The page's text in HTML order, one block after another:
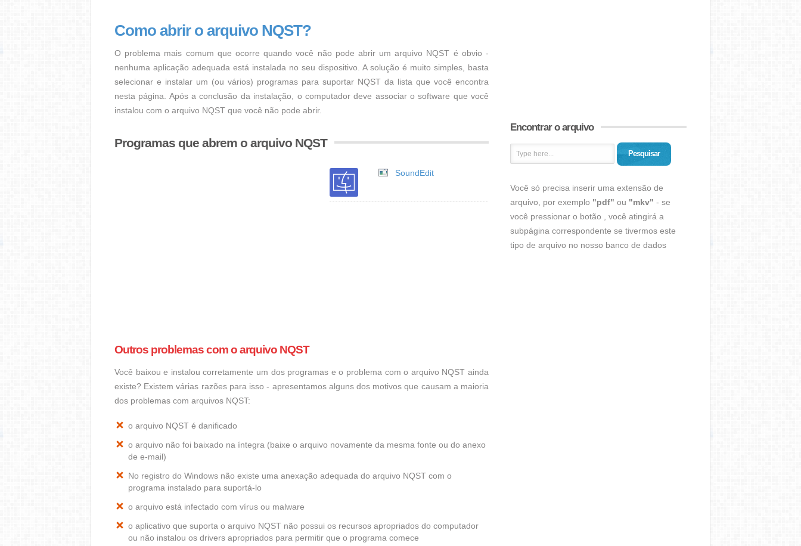
Como abrir o arquivo NQST?
O problema mais comum que ocorre quando você não pode abrir um arquivo NQST é obvio -
nenhuma aplicação adequada está instalada no seu dispositivo. A solução é muito simples, basta
selecionar e instalar um (ou vários) programas para suportar NQST da lista que você encontra
nesta página. Após a conclusão da instalação, o computador deve associar o software que você
instalou com o arquivo NQST que você não pode abrir.
Programas que abrem o arquivo NQST
SoundEdit
Outros problemas com o arquivo NQST
Você baixou e instalou corretamente um dos programas e o problema com o arquivo NQST ainda
existe? Existem várias razões para isso - apresentamos alguns dos motivos que causam a maioria
dos problemas com arquivos NQST:
o arquivo NQST é danificado
o arquivo não foi baixado na íntegra (baixe o arquivo novamente da mesma fonte ou do anexo
de e-mail)
No registro do Windows não existe uma anexação adequada do arquivo NQST com o
programa instalado para suportá-lo
o arquivo está infectado com vírus ou malware
o aplicativo que suporta o arquivo NQST não possui os recursos apropriados do computador
ou não instalou os drivers apropriados para permitir que o programa comece
Encontrar o arquivo
Pesquisar
Você só precisa inserir uma extensão de
arquivo, por exemplo "pdf" ou "mkv" - se
você pressionar o botão , você atingirá a
subpágina correspondente se tivermos este
tipo de arquivo no nosso banco de dados